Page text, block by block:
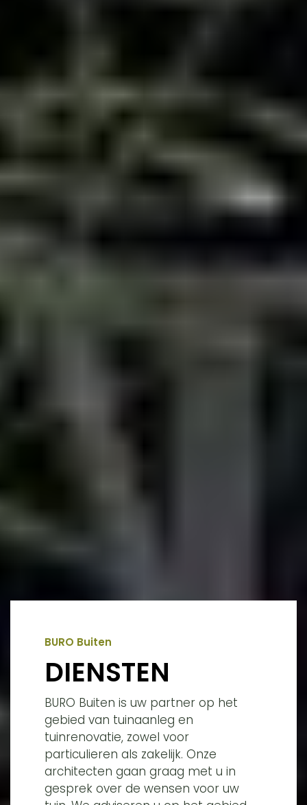
BURO Buiten
DIENSTEN
BURO Buiten is uw partner op het
gebied van tuinaanleg en
tuinrenovatie, zowel voor
particulieren als zakelijk. Onze
architecten gaan graag met u in
gesprek over de wensen voor uw